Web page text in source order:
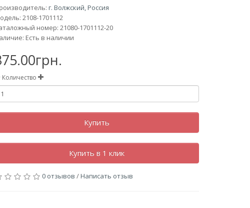
г. Волжский, Россия
2108-1701112
номер: 21080-1701112-20
Есть в наличии
Количество
Купить
Купить в 1 клик
0 отзывов /Написать отзыв